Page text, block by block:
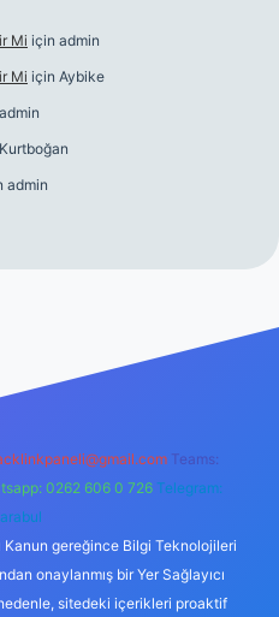
Mi için admin
Mi için Aybike
admin
Kurtboğan
admin
Teams:
0262 606 0 726 Telegram:
Kanun gereğince Bilgi Teknolojileri
onaylanmış bir Yer Sağlayıcı
sitedeki içerikleri proaktif